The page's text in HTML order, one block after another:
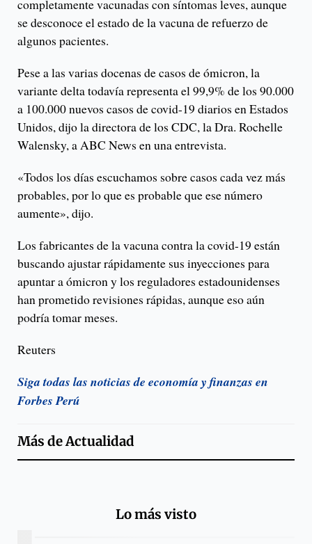
completamente vacunadas con síntomas leves, aunque
se desconoce el estado de la vacuna de refuerzo de
algunos pacientes.
Pese a las varias docenas de casos de ómicron, la
variante delta todavía representa el 99,9% de los 90.000
a 100.000 nuevos casos de covid-19 diarios en Estados
Unidos, dijo la directora de los CDC, la Dra. Rochelle
Walensky, a ABC News en una entrevista.
«Todos los días escuchamos sobre casos cada vez más
probables, por lo que es probable que ese número
aumente», dijo.
Los fabricantes de la vacuna contra la covid-19 están
buscando ajustar rápidamente sus inyecciones para
apuntar a ómicron y los reguladores estadounidenses
han prometido revisiones rápidas, aunque eso aún
podría tomar meses.
Reuters
Siga todas las noticias de economía y finanzas en
Forbes Perú
Más deActualidad
Lo más visto